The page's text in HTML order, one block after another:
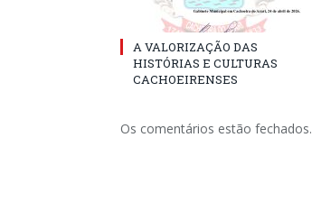
A VALORIZAÇÃO DAS
HISTÓRIAS E CULTURAS
CACHOEIRENSES
Os comentários estão fechados.